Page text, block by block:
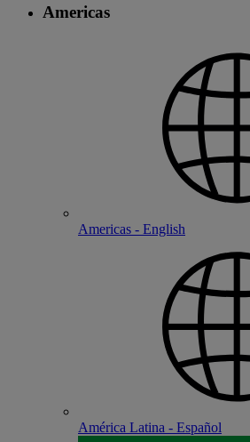
Americas
Americas - English
América Latina - Español